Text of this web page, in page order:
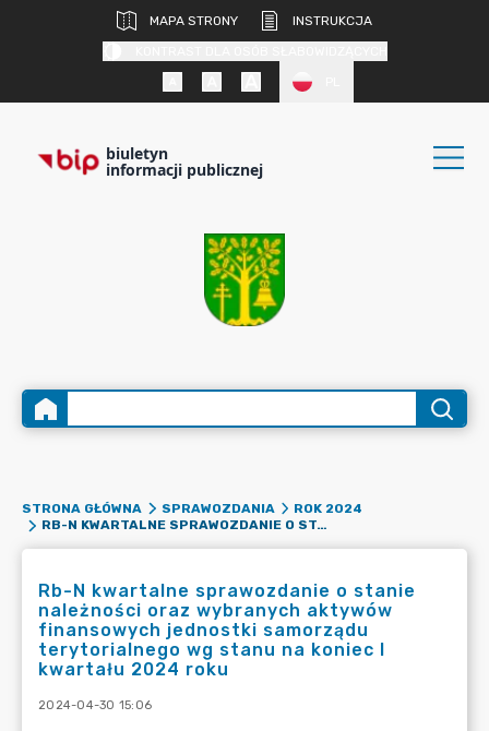
MAPA STRONY
INSTRUKCJA
biuletyn
informacji publicznej
STRONA GŁÓWNA SPRAWOZDANIA
ROK 2024
RB-N KWARTALNE SPRAWOZDANIE O STANIE NALEŻNOŚCI ORAZ WYBRANYCH AKTYWÓW FINANSOWYCH JEDNOSTKI SAMORZĄDU TERYTORIALNEGO WG STANU NA KONIEC I KWARTAŁU 2024 ROKU
Rb-N kwartalne sprawozdanie o stanie
należności oraz wybranych aktywów
finansowych jednostki samorządu
terytorialnego wg stanu na koniec I
kwartału 2024 roku
2024-04-30 15:06